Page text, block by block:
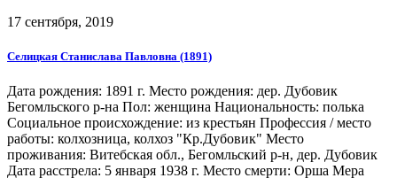
17 сентября, 2019
Селицкая Станислава Павловна (1891)
Дата рождения: 1891 г. Место рождения: дер. Дубовик
Бегомльского р-на Пол: женщина Национальность: полька
Социальное происхождение: из крестьян Профессия / место
работы: колхозница, колхоз "Кр.Дубовик" Место
проживания: Витебская обл., Бегомльский р-н, дер. Дубовик
Дата расстрела: 5 января 1938 г. Место смерти: Орша Мера